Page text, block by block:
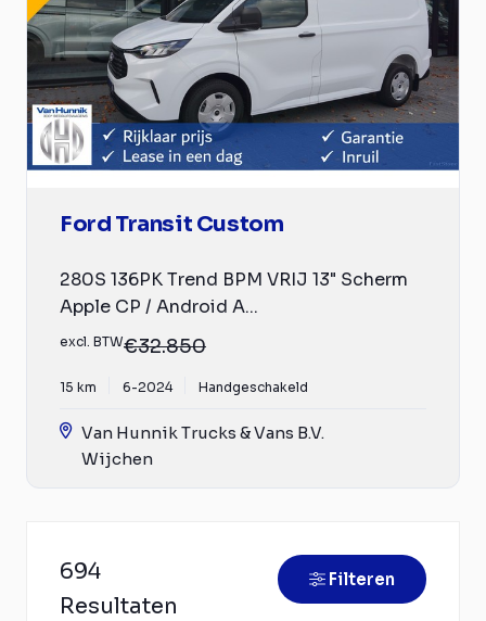
Ford Transit Custom
280S 136PK Trend BPM VRIJ 13" Scherm
Apple CP / Android A...
excl. BTW€32.850
15 km 6-2024 Handgeschakeld
Van Hunnik Trucks & Vans B.V.
Wijchen
694
Resultaten
Filteren